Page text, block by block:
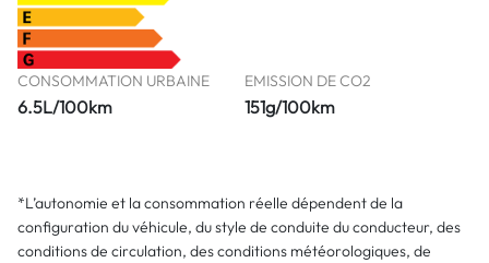
CONSOMMATION URBAINE
6.5L/100km
EMISSION DE CO2
151g/100km
*L’autonomie et la consommation réelle dépendent de la
configuration du véhicule, du style de conduite du conducteur, des
conditions de circulation, des conditions météorologiques, de